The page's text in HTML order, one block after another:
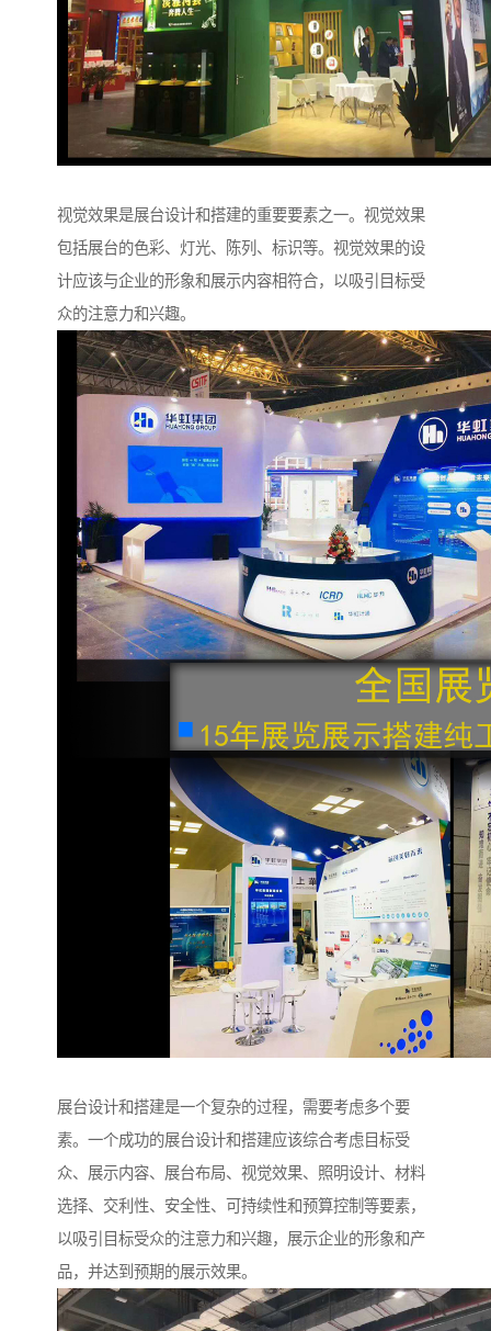
视觉效果是展台设计和搭建的重要要素之一。视觉效果
包括展台的色彩、灯光、陈列、标识等。视觉效果的设
计应该与企业的形象和展示内容相符合，以吸引目标受
众的注意力和兴趣。
展台设计和搭建是一个复杂的过程，需要考虑多个要
素。一个成功的展台设计和搭建应该综合考虑目标受
众、展示内容、展台布局、视觉效果、照明设计、材料
选择、交利性、安全性、可持续性和预算控制等要素，
以吸引目标受众的注意力和兴趣，展示企业的形象和产
品，并达到预期的展示效果。